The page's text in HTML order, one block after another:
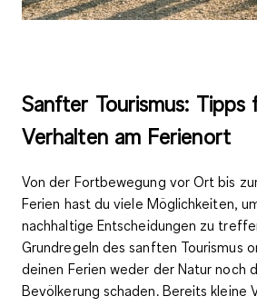
Sanfter Tourismus: Tipps
Verhalten am Ferienort
Von der Fortbewegung vor Ort bis
Ferien hast du viele Möglichkeiten,
nachhaltige Entscheidungen zu
Grundregeln des sanften Tourismus
deinen Ferien weder der Natur noch
Bevölkerung schaden. Bereits kleine